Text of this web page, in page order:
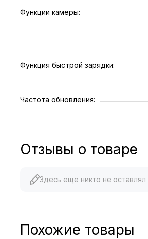
Функции камеры:
Функция быстрой зарядки:
Частота обновления:
Отзывы о товаре
Здесь еще никто не
Похожие товары